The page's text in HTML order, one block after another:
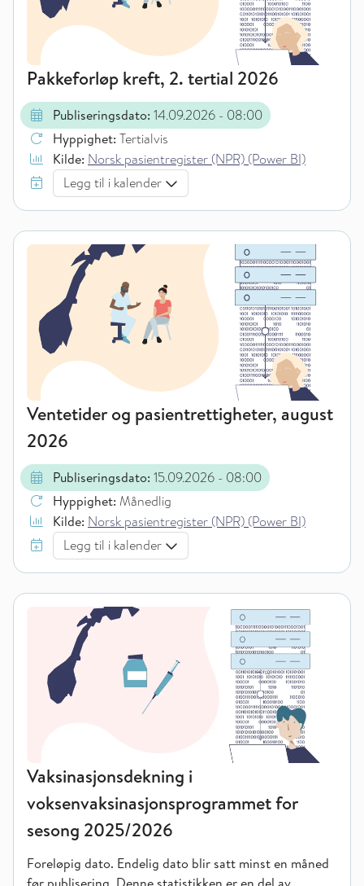
Pakkeforløp kreft, 2. tertial 2026
Publiseringsdato: 14.09.2026 - 08:00
Hyppighet: Tertialvis
Kilde: Norsk pasientregister (NPR) (Power BI)
Legg til i kalender
Ventetider og pasientrettigheter, august
2026
Publiseringsdato: 15.09.2026 - 08:00
Hyppighet: Månedlig
Kilde: Norsk pasientregister (NPR) (Power BI)
Legg til i kalender
Vaksinasjonsdekning i
voksenvaksinasjonsprogrammet for
sesong 2025/2026
Foreløpig dato. Endelig dato blir satt minst en måned